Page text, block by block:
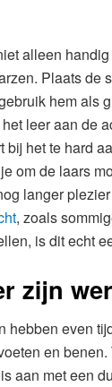
alleen
Plaats de
hem als
leer aan de
bij het te hard
om de laars
langer
, zoals
is dit echt
zijn
hebben even
en
aan met een